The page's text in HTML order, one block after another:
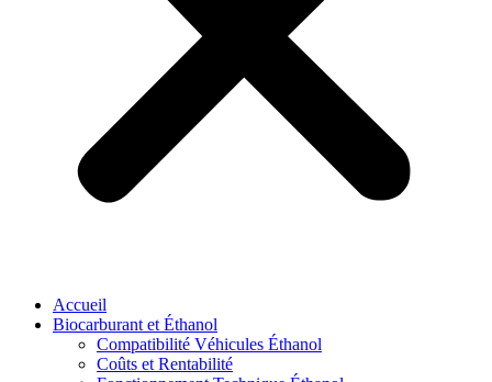
Accueil
Biocarburant et Éthanol
Compatibilité Véhicules Éthanol
Coûts et Rentabilité